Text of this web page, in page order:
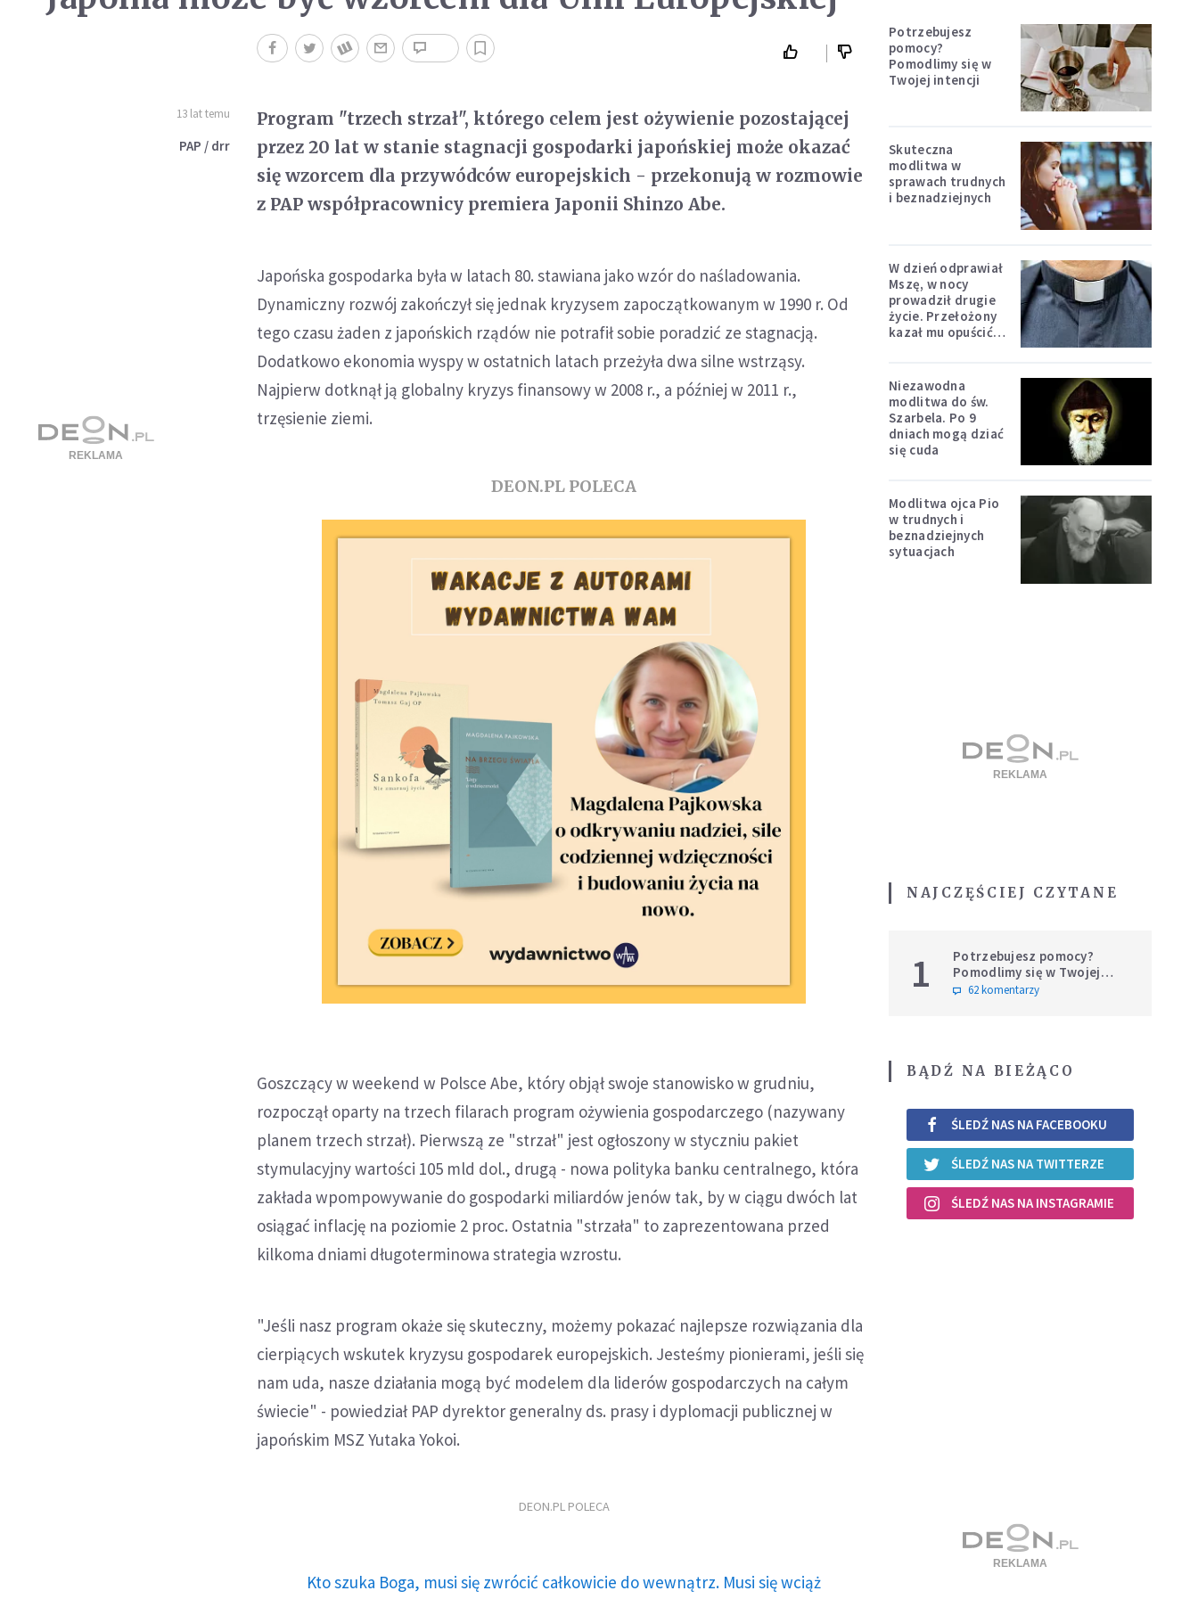
13 lat temu
PAP / drr
Program "trzech strzał", którego celem jest ożywienie pozostającej
przez 20 lat w stanie stagnacji gospodarki japońskiej może okazać
się wzorcem dla przywódców europejskich - przekonują w rozmowie
z PAP współpracownicy premiera Japonii Shinzo Abe.
Japońska gospodarka była w latach 80. stawiana jako wzór do naśladowania.
Dynamiczny rozwój zakończył się jednak kryzysem zapoczątkowanym w 1990 r. Od
tego czasu żaden z japońskich rządów nie potrafił sobie poradzić ze stagnacją.
Dodatkowo ekonomia wyspy w ostatnich latach przeżyła dwa silne wstrząsy.
Najpierw dotknął ją globalny kryzys finansowy w 2008 r., a później w 2011 r.,
trzęsienie ziemi.
DEON.PL POLECA
Goszczący w weekend w Polsce Abe, który objął swoje stanowisko w grudniu,
rozpoczął oparty na trzech filarach program ożywienia gospodarczego (nazywany
planem trzech strzał). Pierwszą ze "strzał" jest ogłoszony w styczniu pakiet
stymulacyjny wartości 105 mld dol., drugą - nowa polityka banku centralnego, która
zakłada wpompowywanie do gospodarki miliardów jenów tak, by w ciągu dwóch lat
osiągać inflację na poziomie 2 proc. Ostatnia "strzała" to zaprezentowana przed
kilkoma dniami długoterminowa strategia wzrostu.
"Jeśli nasz program okaże się skuteczny, możemy pokazać najlepsze rozwiązania dla
cierpiących wskutek kryzysu gospodarek europejskich. Jesteśmy pionierami, jeśli się
nam uda, nasze działania mogą być modelem dla liderów gospodarczych na całym
świecie" - powiedział PAP dyrektor generalny ds. prasy i dyplomacji publicznej w
japońskim MSZ Yutaka Yokoi.
DEON.PL POLECA
Kto szuka Boga, musi się zwrócić całkowicie do wewnątrz. Musi się wciąż
Potrzebujesz
pomocy?
Pomodlimy się w
Twojej intencji
Skuteczna
modlitwa w
sprawach trudnych
i beznadziejnych
W dzień odprawiał
Mszę, w nocy
prowadził drugie
życie. Przełożony
kazał mu opuścić
Niezawodna
modlitwa do św.
Szarbela. Po 9
dniach mogą dziać
się cuda
Modlitwa ojca Pio
w trudnych i
beznadziejnych
sytuacjach
NAJCZĘŚCIEJ CZYTANE
1
Potrzebujesz pomocy?
Pomodlimy się w Twojej
intencji
62 komentarzy
BĄDŹ NA BIEŻĄCO
ŚLEDŹ NAS NA FACEBOOKU
ŚLEDŹ NAS NA TWITTERZE
ŚLEDŹ NAS NA INSTAGRAMIE